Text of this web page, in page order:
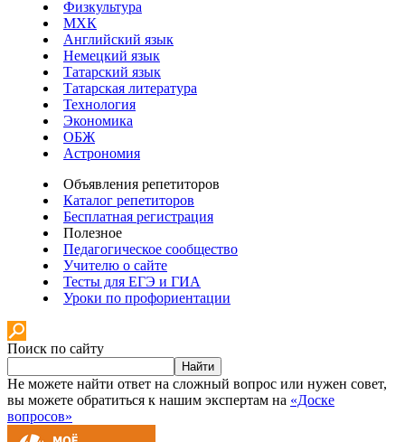
Физкультура
МХК
Английский язык
Немецкий язык
Татарский язык
Татарская литература
Технология
Экономика
ОБЖ
Астрономия
Объявления репетиторов
Каталог репетиторов
Бесплатная регистрация
Полезное
Педагогическое сообщество
Учителю о сайте
Тесты для ЕГЭ и ГИА
Уроки по профориентации
Поиск по сайту
Найти
Не можете найти ответ на сложный вопрос или нужен совет,
вы можете обратиться к нашим экспертам на «Доске
вопросов»